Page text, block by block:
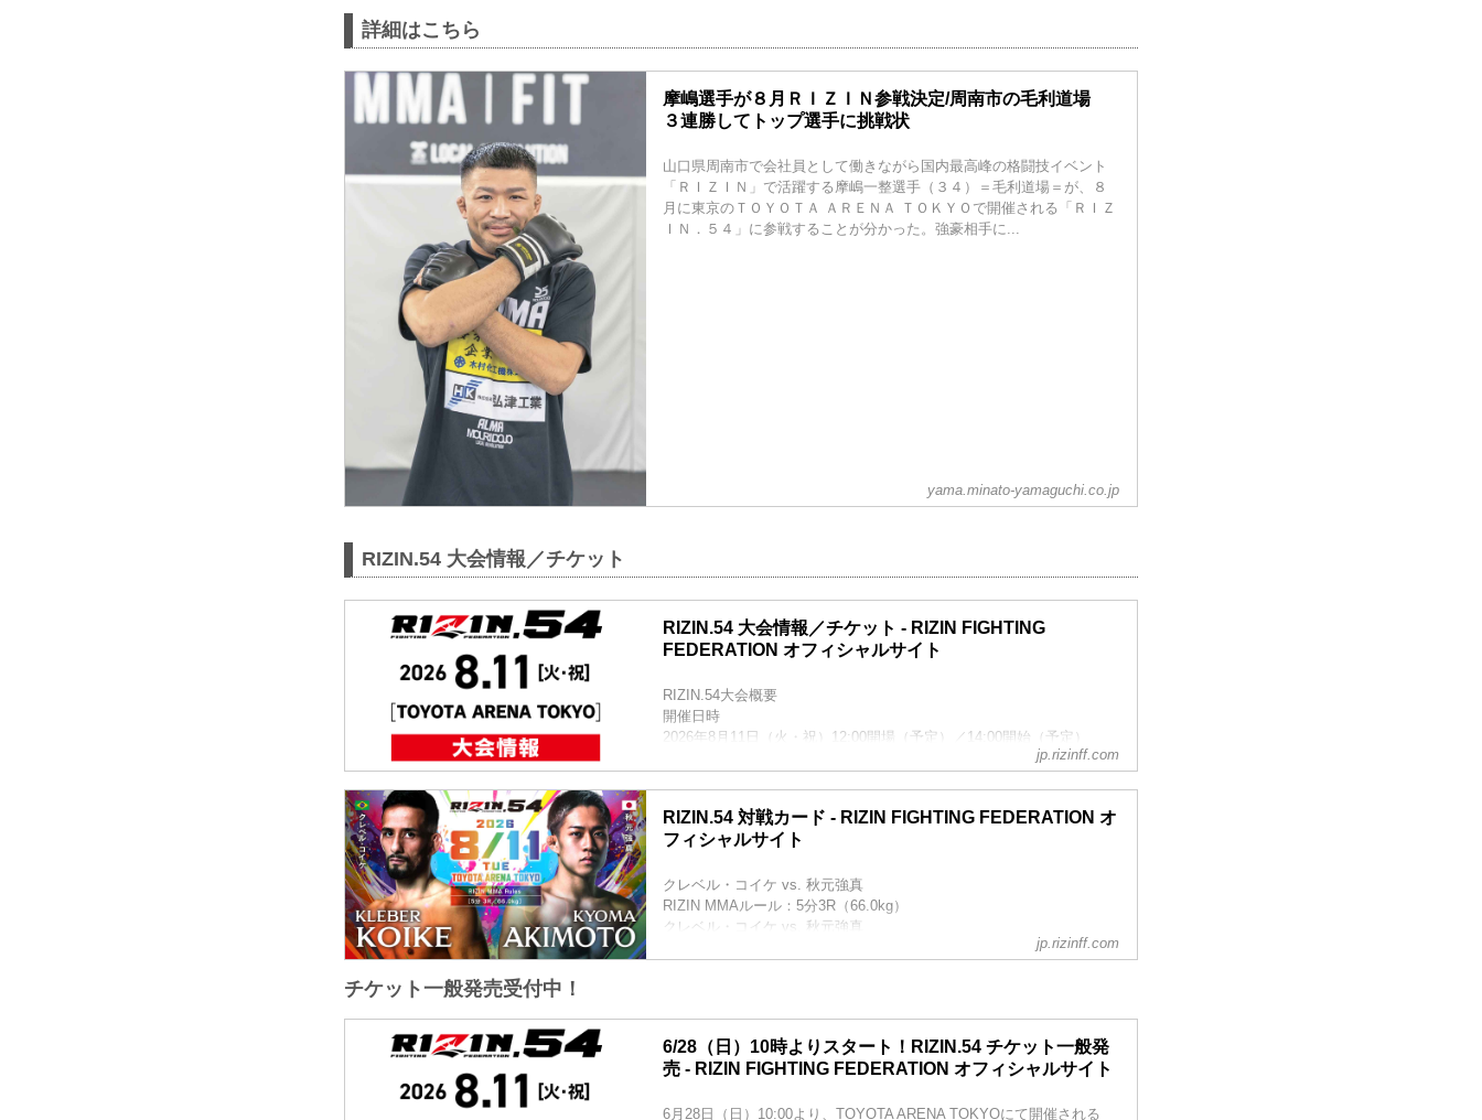
詳細はこちら
摩嶋選手が８月ＲＩＺＩＮ参戦決定/周南市の毛利道場
３連勝してトップ選手に挑戦状
山口県周南市で会社員として働きながら国内最高峰の格闘技イベント
「ＲＩＺＩＮ」で活躍する摩嶋一整選手（３４）＝毛利道場＝が、８
月に東京のＴＯＹＯＴＡ ＡＲＥＮＡ ＴＯＫＹＯで開催される「ＲＩＺ
ＩＮ．５４」に参戦することが分かった。強豪相手に...
yama.minato-yamaguchi.co.jp
RIZIN.54 大会情報／チケット
RIZIN.54 大会情報／チケット - RIZIN FIGHTING
FEDERATION オフィシャルサイト
RIZIN.54大会概要
開催日時
2026年8月11日（火・祝）12:00開場（予定）／14:00開始（予定）
※開場・開始時間は予定です。決定次第RIZIN FFオフィシャルサイト
TOYOTA ARENA TOKYO
電車でお越しの方
りんかい線 「東京テレポート」駅 徒歩5分（339m）
バスでお越しの方
都営バス 「東京テレポート駅前」バス停 徒歩5分（360m）
jp.rizinff.com
RIZIN.54 対戦カード - RIZIN FIGHTING FEDERATION オ
フィシャルサイト
クレベル・コイケ vs. 秋元強真
RIZIN MMAルール：5分3R（66.0kg）
クレベル・コイケ vs. 秋元強真
後藤丈治 vs. アジズベク・テミロフ
伊藤裕樹 vs. アリベク・ガジャマトフ
伊藤裕樹 vs....
jp.rizinff.com
チケット一般発売受付中！
6/28（日）10時よりスタート！RIZIN.54 チケット一般発
売 - RIZIN FIGHTING FEDERATION オフィシャルサイト
6月28日（日）10:00より、TOYOTA ARENA TOKYOにて開催される